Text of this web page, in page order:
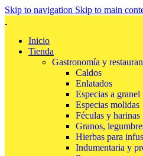
Skip to navigation Skip to main
Inicio
Tienda
Gastronomía y
Caldos
Enlatados
Especias a granel
Especias molidas
Féculas y harinas
Granos,
Hierbas para
Indumentaria y